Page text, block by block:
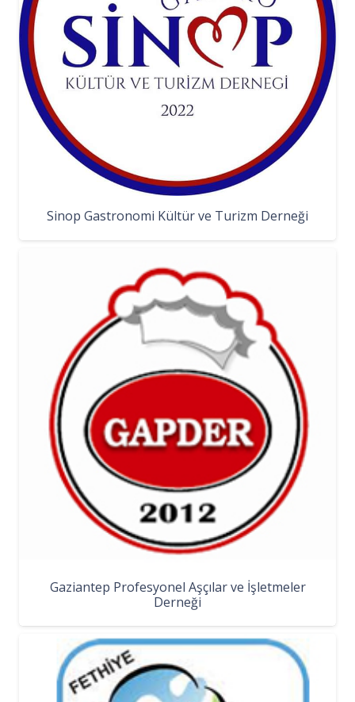
Sinop Gastronomi Kültür ve Turizm Derneği
Gaziantep Profesyonel Aşçılar ve İşletmeler
Derneği